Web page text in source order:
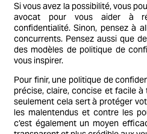
Si vous avez la possibilité, vous
avocat pour vous aider à
confidentialité. Sinon, pensez à
concurrents. Pensez aussi que
des modèles de politique de
vous inspirer.
Pour finir, une politique de
précise, claire, concise et facile à
seulement cela sert à protéger
les malentendus et contre les
c’est également un moyen